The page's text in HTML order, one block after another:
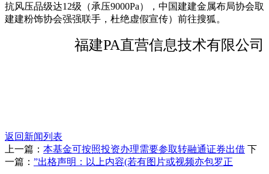
抗风压品级达12级（承压9000Pa），中国建建金属布局协会取
建建粉饰协会强强联手，杜绝虚假宣传）前往搜狐。
福建PA直营信息技术有限公司
返回新闻列表
上一篇： 本基金可按照投资办理需要参取转融通证券出借 下
一篇： ”出格声明：以上内容(若有图片或视频亦包罗正